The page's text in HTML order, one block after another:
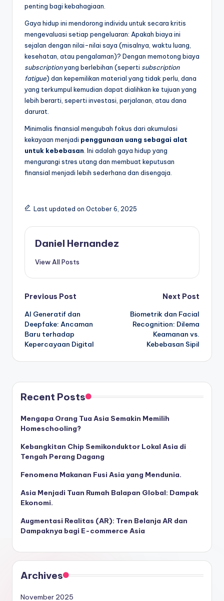
penting bagi kebahagiaan.
Gaya hidup ini mendorong individu untuk secara kritis
mengevaluasi setiap pengeluaran: Apakah biaya ini
sejalan dengan nilai-nilai saya (misalnya, waktu luang,
kesehatan, atau pengalaman)? Dengan memotong biaya
subscriptionyang berlebihan (seperti subscription
fatigue) dan kepemilikan material yang tidak perlu, dana
yang terkumpul kemudian dapat dialihkan ke tujuan yang
lebih berarti, seperti investasi, perjalanan, atau dana
darurat.
Minimalis finansial mengubah fokus dari akumulasi
kekayaan menjadi penggunaan uang sebagai alat
untuk kebebasan . Ini adalah gaya hidup yang
mengurangi stres utang dan membuat keputusan
finansial menjadi lebih sederhana dan disengaja.
Last updated on October 6, 2025
Daniel Hernandez
View All Posts
Post
navigation
Previous Post
AI Generatif dan
Deepfake: Ancaman
Baru terhadap
Kepercayaan Digital
Next Post
Biometrik dan Facial
Recognition: Dilema
Keamanan vs.
Kebebasan Sipil
Recent Posts
Mengapa Orang Tua Asia Semakin Memilih
Homeschooling?
Kebangkitan Chip Semikonduktor Lokal Asia di
Tengah Perang Dagang
Fenomena Makanan Fusi Asia yang Mendunia.
Asia Menjadi Tuan Rumah Balapan Global: Dampak
Ekonomi.
Augmentasi Realitas (AR): Tren Belanja AR dan
Dampaknya bagi E-commerce Asia
Archives
November 2025